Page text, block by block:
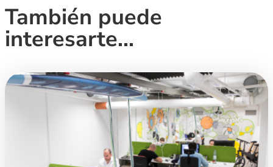
También puede
interesarte...